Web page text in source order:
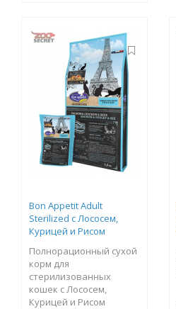
Bon Appetit Adult
Sterilized с Лососем,
Курицей и Рисом
Полнорационный сухой
корм для
стерилизованных
кошек с Лососем,
Курицей и Рисом